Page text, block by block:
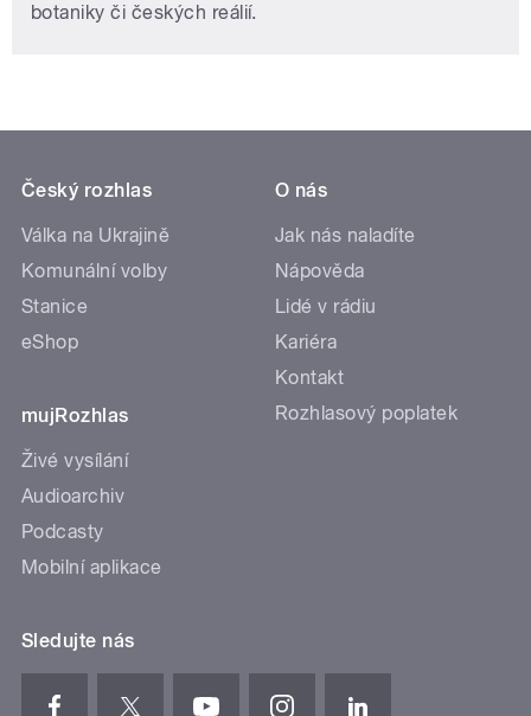
botaniky či českých reálií.
Český rozhlas
Válka na Ukrajině
Komunální volby
Stanice
eShop
mujRozhlas
Živé vysílání
Audioarchiv
Podcasty
Mobilní aplikace
O nás
Jak nás naladíte
Nápověda
Lidé v rádiu
Kariéra
Kontakt
Rozhlasový poplatek
Sledujte nás